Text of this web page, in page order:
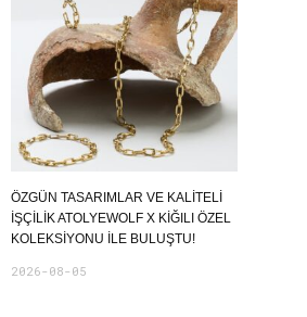
ÖZGÜN TASARIMLAR VE KALITELI
İŞÇILIK ATOLYEWOLF X KIĞILI ÖZEL
KOLEKSIYONU ILE BULUŞTU!
2026-08-05